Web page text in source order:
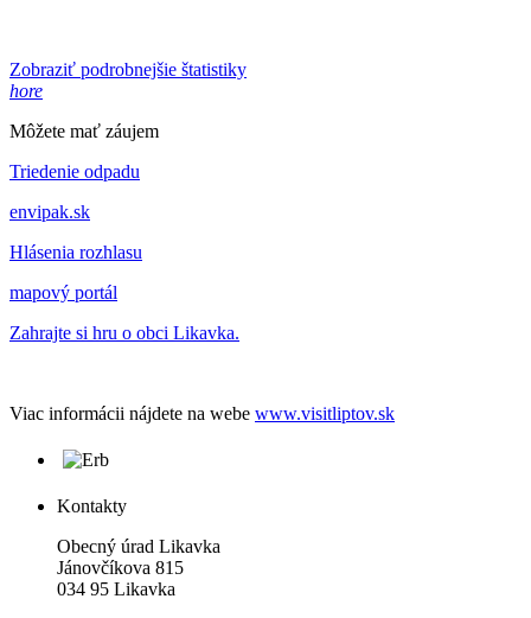
Zobraziť podrobnejšie štatistiky
hore
Môžete mať záujem
Triedenie odpadu
envipak.sk
Hlásenia rozhlasu
mapový portál
Zahrajte si hru o obci Likavka.
Viac informácii nájdete na webe www.visitliptov.sk
Kontakty
Obecný úrad Likavka
Jánovčíkova 815
034 95 Likavka